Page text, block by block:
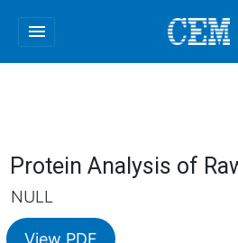
menu
Protein Analysis of
NULL
View PDF